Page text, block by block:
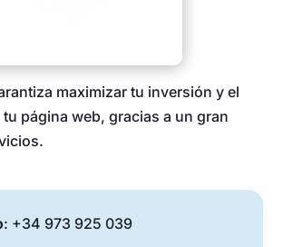
maximizar tu inversión y el
página web, gracias a un gran
: +34 973 925 039